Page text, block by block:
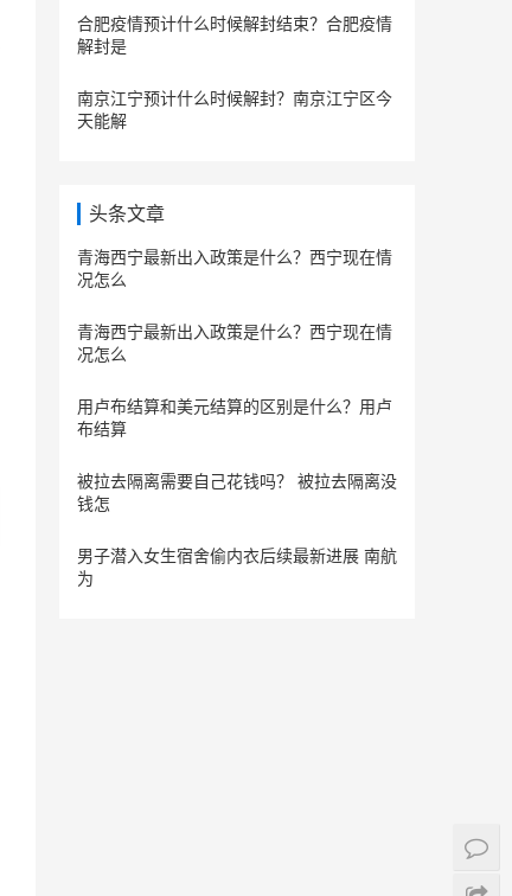
合肥疫情预计什么时候解封结束？合肥疫情
解封是
南京江宁预计什么时候解封？南京江宁区今
天能解
头条文章
青海西宁最新出入政策是什么？西宁现在情
况怎么
青海西宁最新出入政策是什么？西宁现在情
况怎么
用卢布结算和美元结算的区别是什么？用卢
布结算
被拉去隔离需要自己花钱吗？ 被拉去隔离没
钱怎
男子潜入女生宿舍偷内衣后续最新进展 南航
为